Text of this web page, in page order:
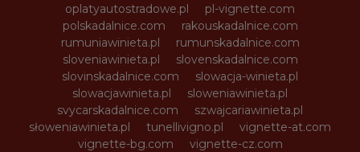
oplatyautostradowe.pl
pl-vignette.com
polskadalnice.com
rakouskadalnice.com
rumuniawinieta.pl
rumunskadalnice.com
sloveniawinieta.pl
slovenskadalnice.com
slovinskadalnice.com
slowacja-winieta.pl
slowacjawinieta.pl
sloweniawinieta.pl
svycarskadalnice.com
szwajcariawinieta.pl
słoweniawinieta.pl
tunellivigno.pl
vignette-at.com
vignette-bg.com
vignette-cz.com